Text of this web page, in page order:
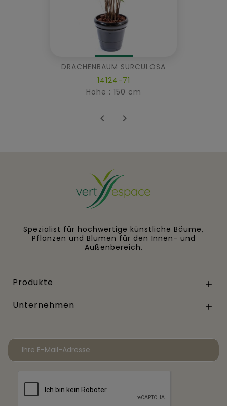
DRACHENBAUM SURCULOSA
14124-71
Höhe : 150 cm
 
Spezialist für hochwertige künstliche Bäume,
Pflanzen und Blumen für den Innen- und
Außenbereich.
Produkte 
Unternehmen 